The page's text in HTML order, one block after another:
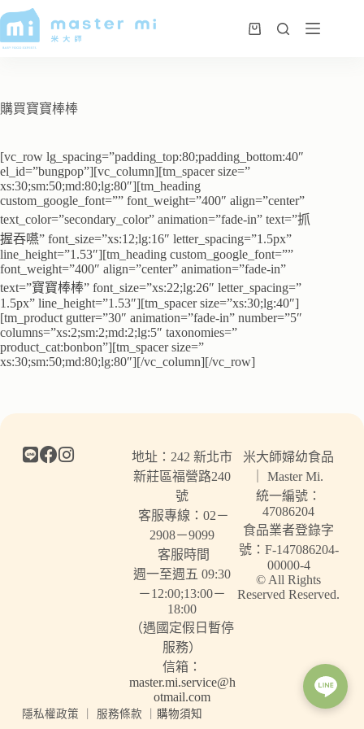
購買寶寶棒棒
[vc_row lg_spacing=”padding_top:80;padding_bottom:40″
el_id=”bungpop”][vc_column][tm_spacer size=”
xs:30;sm:50;md:80;lg:80″][tm_heading
custom_google_font=”” font_weight=”400″ align=”center”
text_color=”secondary_color” animation=”fade-in” text=”抓
握吞嚥” font_size=”xs:12;lg:16″ letter_spacing=”1.5px”
line_height=”1.53″][tm_heading custom_google_font=””
font_weight=”400″ align=”center” animation=”fade-in”
text=”寶寶棒棒” font_size=”xs:22;lg:26″ letter_spacing=”
1.5px” line_height=”1.53″][tm_spacer size=”xs:30;lg:40″]
[tm_product gutter=”30″ animation=”fade-in” number=”5″
columns=”xs:2;sm:2;md:2;lg:5″ taxonomies=”
product_cat:bonbon”][tm_spacer size=”
xs:30;sm:50;md:80;lg:80″][/vc_column][/vc_row]
米大師婦幼食品
｜ Master Mi.
統一編號：
47086204
食品業者登錄字
號：F-147086204-
00000-4
© All Rights
Reserved Reserved.
地址：242 新北市
新莊區福營路240
號
客服專線：02－
2908－9099
客服時間
週一至週五 09:30
－12:00;13:00－
18:00
（遇國定假日暫停
服務）
信箱：
master.mi.service@h
otmail.com
隱私權政策 服務條款 購物須知